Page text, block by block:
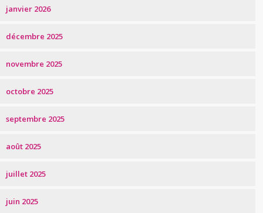
janvier 2026
décembre 2025
novembre 2025
octobre 2025
septembre 2025
août 2025
juillet 2025
juin 2025